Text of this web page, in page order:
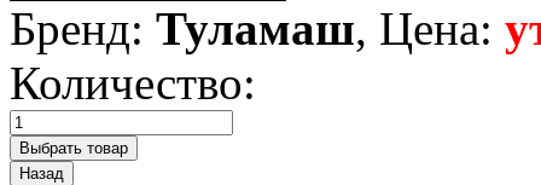
Бренд: Туламаш, Цена:
Количество: